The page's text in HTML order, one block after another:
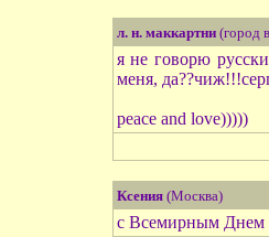
л. н. маккартни(город
я не говорю
меня,
peace and love)))))
Ксения(Москва)
с Всемирным Днем